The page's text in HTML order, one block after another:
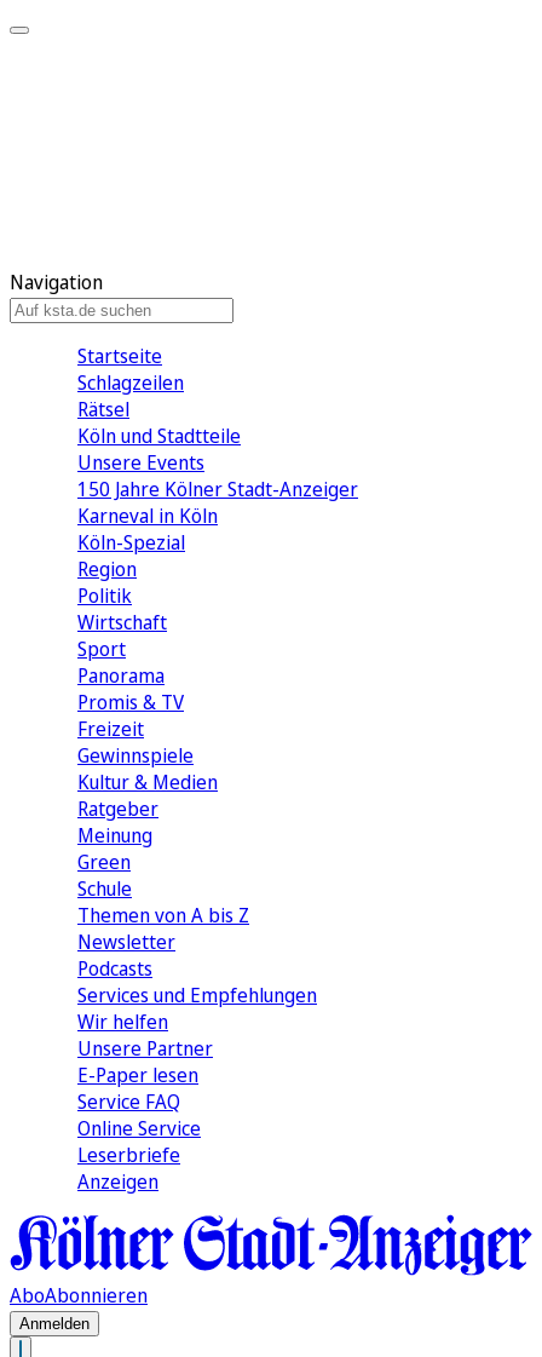
Navigation
Startseite
Schlagzeilen
Rätsel
Köln und Stadtteile
Unsere Events
150 Jahre Kölner Stadt-Anzeiger
Karneval in Köln
Köln-Spezial
Region
Politik
Wirtschaft
Sport
Panorama
Promis & TV
Freizeit
Gewinnspiele
Kultur & Medien
Ratgeber
Meinung
Green
Schule
Themen von A bis Z
Newsletter
Podcasts
Services und Empfehlungen
Wir helfen
Unsere Partner
E-Paper lesen
Service FAQ
Online Service
Leserbriefe
Anzeigen
AboAbonnieren
Anmelden